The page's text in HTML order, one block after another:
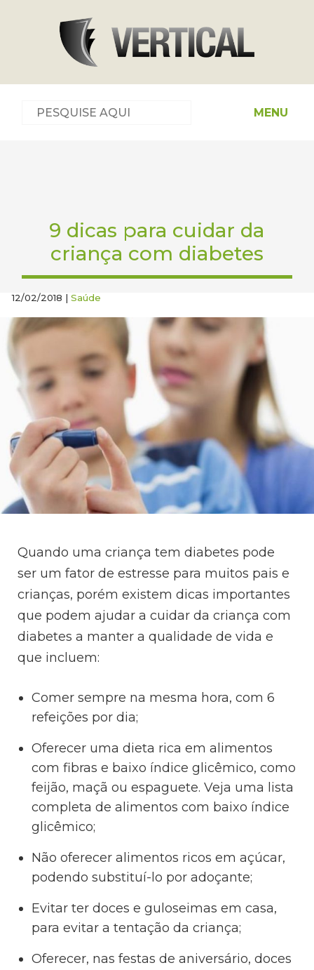
MENU
9 dicas para cuidar da
criança com diabetes
12/02/2018 |Saúde
Quando uma criança tem diabetes pode
ser um fator de estresse para muitos pais e
crianças, porém existem dicas importantes
que podem ajudar a cuidar da criança com
diabetes a manter a qualidade de vida e
que incluem:
Comer sempre na mesma hora, com 6
refeições por dia;
Oferecer uma dieta rica em alimentos
com fibras e baixo índice glicêmico, como
feijão, maçã ou espaguete. Veja uma lista
completa de alimentos com baixo índice
glicêmico;
Não oferecer alimentos ricos em açúcar,
podendo substituí-lo por adoçante;
Evitar ter doces e guloseimas em casa,
para evitar a tentação da criança;
Oferecer, nas festas de aniversário, doces